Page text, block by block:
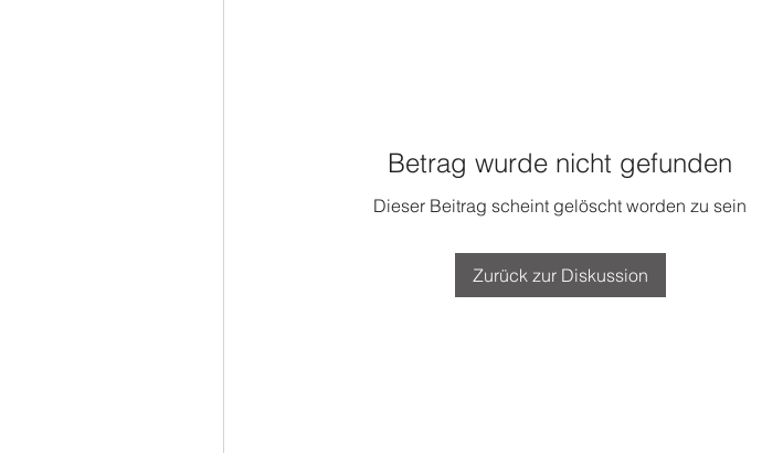
Betrag wurde nicht gefunden
Dieser Beitrag scheint gelöscht worden zu sein
Zurück zur Diskussion